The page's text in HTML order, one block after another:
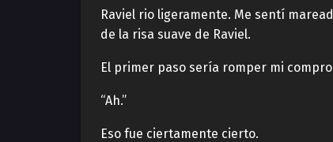
Raviel rio ligeramente. Me sentí
de la risa suave de Raviel.
El primer paso sería romper mi
“Ah.”
Eso fue ciertamente cierto.